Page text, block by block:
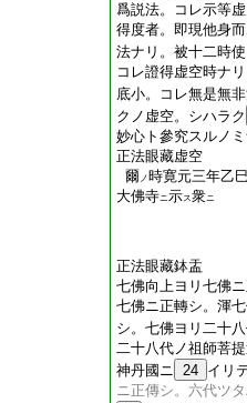
爲説法。コレ示等
得度者。即現他身
法ナリ。被十二時
コレ證得虚空時ナ
底小。コレ無是無
クノ虚空。シハラク
妙心ト參究スルノ
正法眼藏虚空
爾 ノ時寛元三年乙
大佛寺ニ示ス衆ニ
正法眼藏鉢盂
七佛向上ヨリ七佛
七佛ニ正轉シ。渾
シ。七佛ヨリ二十
二十八代ノ祖師菩
神丹國ニ 24 イリ
ニ正傳シ。六代ツ